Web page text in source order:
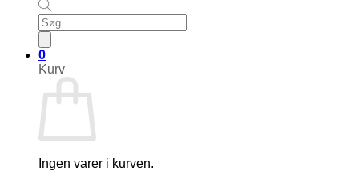
Products
search
0
Kurv
Ingen varer i kurven.